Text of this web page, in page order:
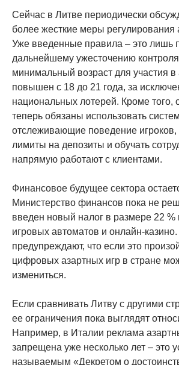
Сейчас в Литве периодически
более жесткие меры регулирования
Уже введенные правила – это лишь
дальнейшему ужесточению
минимальный возраст для участия в
повышен с 18 до 21 года, за
национальных лотерей. Кроме того,
теперь обязаны использовать
отслеживающие поведение игроков,
лимиты на депозиты и обучать
напрямую работают с клиентами.
Финансовое будущее сектора
Министерство финансов пока не
введен новый налог в размере 22 %
игровых автоматов и онлайн-
предупреждают, что если это
цифровых азартных игр в стране
измениться.
Если сравнивать Литву с другими
ее ограничения пока выглядят
Например, в Италии реклама
запрещена уже несколько лет – это
называемым «Декретом о